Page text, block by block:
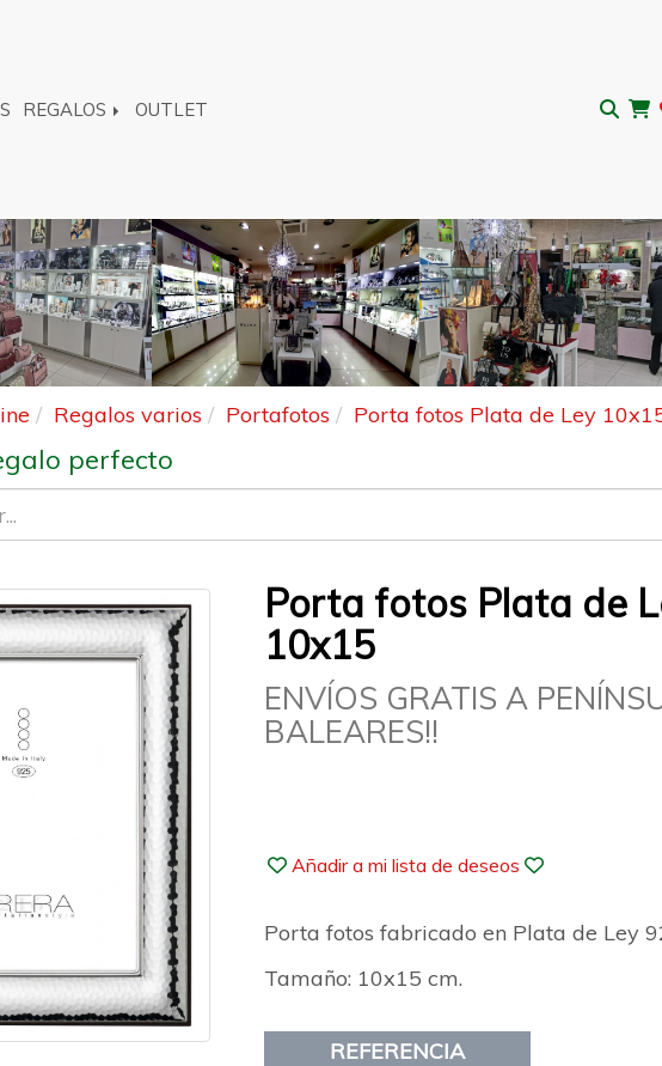
REGALOS OUTLET
Regalos varios Portafotos Porta fotos Plata de Ley
perfecto
Porta fotos Plata de
10x15
ENVÍOS GRATIS A
BALEARES!!
Añadir a mi lista de deseos
Porta fotos fabricado en Plata de Ley
Tamaño: 10x15 cm.
REFERENCIA